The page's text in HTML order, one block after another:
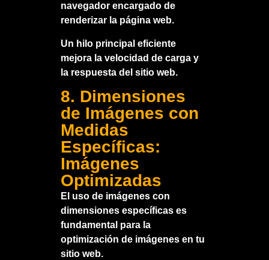
navegador encargado de
renderizar la página web.
Un hilo principal eficiente
mejora la velocidad de carga y
la respuesta del sitio web.
8. Dimensiones
de Imágenes con
Medidas
Específicas:
Imágenes
Optimizadas
El uso de imágenes con
dimensiones específicas es
fundamental para la
optimización de imágenes en tu
sitio web.